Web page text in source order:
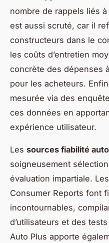
nombre de rappels liés
est aussi scruté, car il
constructeurs dans le
les coûts d’entretien
concrète des dépenses
pour les acheteurs.
mesurée via des
ces données en
expérience utilisateur.
Les sources fiabilité
soigneusement
évaluation impartiale.
Consumer Reports font
incontournables,
d’utilisateurs et des
Auto Plus apporte